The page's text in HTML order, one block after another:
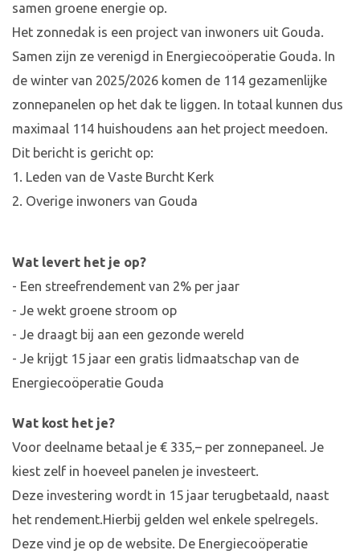
samen groene energie op.
Het zonnedak is een project van inwoners uit Gouda.
Samen zijn ze verenigd in Energiecoöperatie Gouda. In
de winter van 2025/2026 komen de 114 gezamenlijke
zonnepanelen op het dak te liggen. In totaal kunnen dus
maximaal 114 huishoudens aan het project meedoen.
Dit bericht is gericht op:
1. Leden van de Vaste Burcht Kerk
2. Overige inwoners van Gouda
Wat levert het je op?
- Een streefrendement van 2% per jaar
- Je wekt groene stroom op
- Je draagt bij aan een gezonde wereld
- Je krijgt 15 jaar een gratis lidmaatschap van de
Energiecoöperatie Gouda
Wat kost het je?
Voor deelname betaal je € 335,– per zonnepaneel. Je
kiest zelf in hoeveel panelen je investeert.
Deze investering wordt in 15 jaar terugbetaald, naast
het rendement.Hierbij gelden wel enkele spelregels.
Deze vind je op de website. De Energiecoöperatie